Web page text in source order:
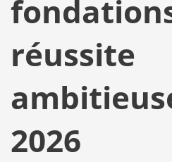
réussite
2026